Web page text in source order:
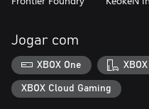
EXPERIÊNCIA FEITA SOB
jogabilidade envolvente. Cada
oferecer uma experiência cheia
isso com trilha sonora do
Zanten, captura de movimento
deslumbrantes com tecnologia
Jogar com
XBOX One
XBOX Cloud Gaming